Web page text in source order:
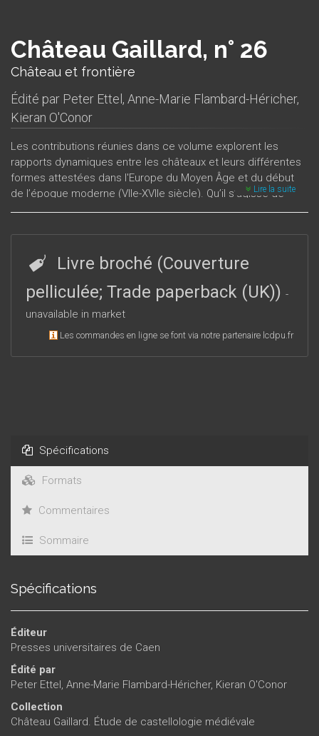
Château Gaillard, n° 26
Château et frontière
Édité par Peter Ettel , Anne-Marie Flambard-Héricher,
Kieran O'Conor
Les contributions réunies dans ce volume explorent les
rapports dynamiques entre les châteaux et leurs différentes
formes attestées dans l'Europe du Moyen Âge et du début
de l’époque moderne (VIIe-XVIIe siècle). Qu’il s’agisse de
marches fluides et temporaires ou de frontières linéaires,
organisées ou non en réseaux, ces structures contrôlent
l’espace et matérialisent des identités, mais elles facilitent
aussi parfois les communications et les échanges. Ces lieux
privilégiés de transferts culturels et architecturaux sont ici
abordés dans un large espace compris entre l’Irlande et la
Russie, la Scandinavie et la Champagne.
Lire la suite
Livre broché (Couverture
pelliculée; Trade paperback (UK)) -
unavailable in market
Les commandes en ligne se font via notre partenaire lcdpu.fr
Spécifications
Formats
Commentaires
Sommaire
Spécifications
Éditeur
Presses universitaires de Caen
Édité par
Peter Ettel, Anne-Marie Flambard-Héricher, Kieran O'Conor
Collection
Château Gaillard. Étude de castellologie médiévale